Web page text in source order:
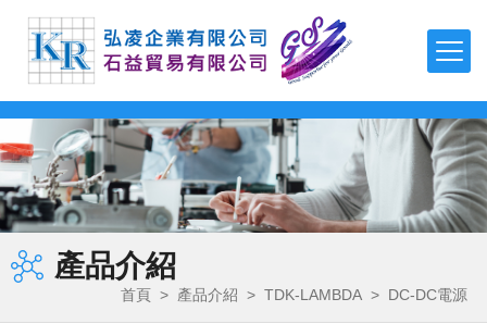
最新消息
公司簡介
產品介紹
µPOL™嵌入式DC-DC轉換器
吸波材 / 磁性片
透明導電薄膜
電容器
電感器
EMC對策產品
TDK-LAMBDA
可編程直流電源(CVCC)
高壓電源
EMC濾波器
簡易恆流控制電源
AC-DC雙/多輸出電源
AC-DC單輸出電源
FMI PUMPS
泵頭
泵頭驅動模組
高精度計量系統
OEM 泵/ 雙步進泵
控制器 / 馬達控制板
特殊泵浦 / 點滴器
FOT PUMPS
磁力驅動齒輪泵
旋轉葉片泵
磁力驅動旋轉葉片泵
計量控制系統
磁力驅動齒輪泵馬達裝置
電磁閥泵
MVV GEAR PUMPS
聚氨酯-製程應用
製程計量
化學應用
超微量加工泵浦
熱熔膠–雙出口端
丙烯酸（壓克力）解決方案
FLUIMAC PUMPS
FDA 等級氣動隔膜泵
氣動雙隔膜泵浦
多功能測漏儀
電子調控計量泵浦
TEONEX Q83
APTIV 2000 Series
APTIV 2100 Series
磁性流體
羧基磁珠
二氧化矽磁珠
鏈親和素磁珠
氨基磁珠
產品介紹
首頁 > 產品介紹 > TDK-LAMBDA > DC-DC電源